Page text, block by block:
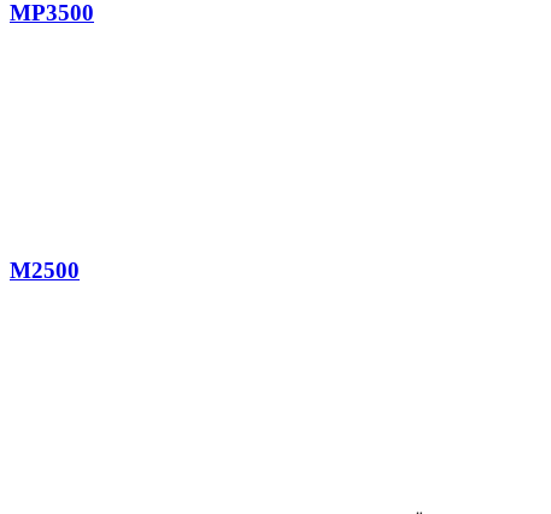
MP3500
M2500